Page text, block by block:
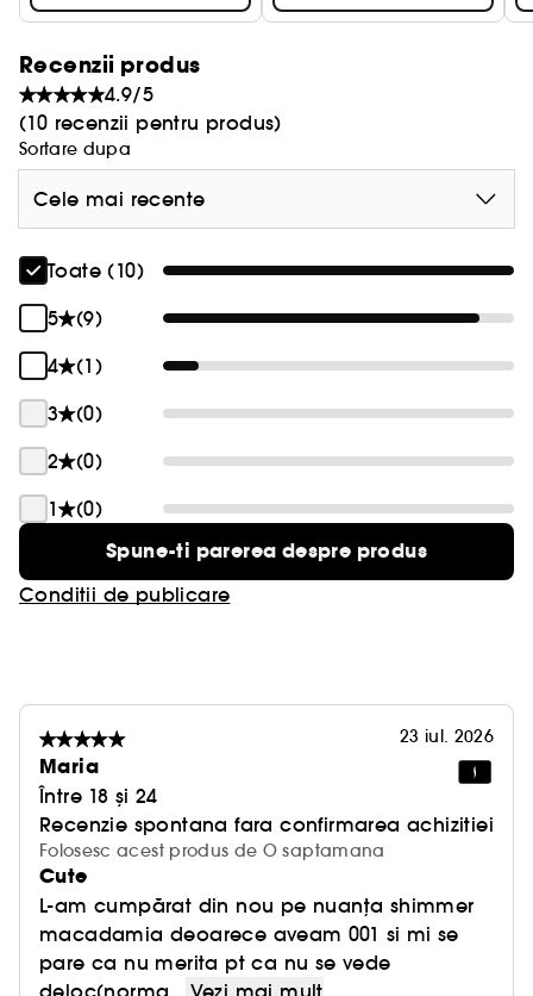
Recenzii produs
4.9/5
(10 recenzii pentru produs)
Sortare dupa
Cele mai recente
Toate (10)
5
(9)
4
(1)
3
(0)
2
(0)
1
(0)
Spune-ti parerea despre produs
Conditii de publicare
23 iul. 2026
Maria
Între 18 și 24
Recenzie spontana fara confirmarea achizitiei
Folosesc acest produs de O saptamana
Cute
L-am cumpărat din nou pe nuanța shimmer
macadamia deoarece aveam 001 si mi se
pare ca nu merita pt ca nu se vede
deloc(norma...
Vezi mai mult